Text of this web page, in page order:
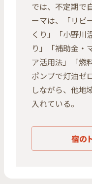
では、不定期で
ーマは、「リピ
くり」「小野川
り」「補助金・
ア活用法」「燃
ポンプで灯油ゼ
しながら、他地
入れている。
宿の